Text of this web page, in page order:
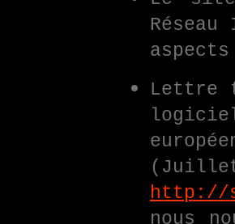
Lettre
http://
nous